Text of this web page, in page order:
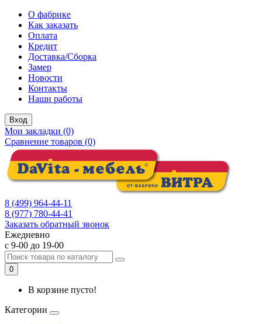
О фабрике
Как заказать
Оплата
Кредит
Доставка/Сборка
Замер
Новости
Контакты
Наши работы
Вход
Мои закладки (0)
Сравнение товаров (0)
8 (499) 964-44-11
8 (977) 780-44-41
Заказать обратный звонок
Ежедневно
с 9-00 до 19-00
0
В корзине пусто!
Категории